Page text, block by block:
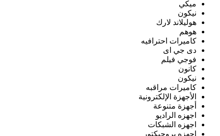
ميكي
نيكون
هوليلاند لارك
هوهم
كاميرات احترافيه
دى جي اى
فوجي فيلم
كانون
نيكون
كاميرات مراقبه
الأجهزة الإلكترونية
أجهزة متنوعة
اجهزه الراديو
اجهزه الشبكات
اجهزه بروجيكتور